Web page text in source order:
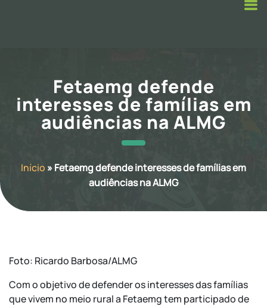
Fetaemg defende
interesses de famílias em
audiências na ALMG
Início »Fetaemg defende interesses de famílias em
audiências na ALMG
Foto: Ricardo Barbosa/ALMG
Com o objetivo de defender os interesses das famílias
que vivem no meio rural a Fetaemg tem participado de